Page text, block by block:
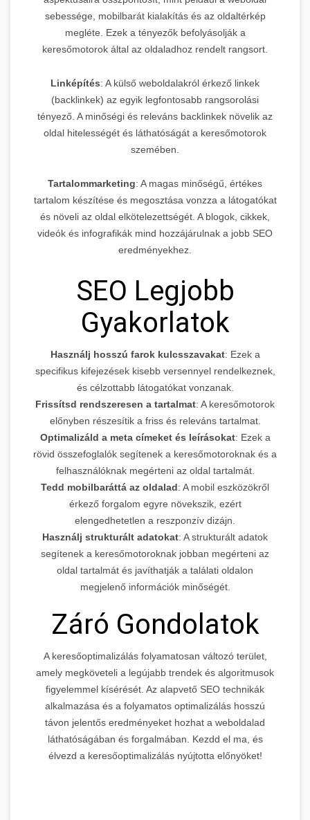
sebessége, mobilbarát kialakítás és az oldaltérkép
megléte. Ezek a tényezők befolyásolják a
keresőmotorok által az oldaladhoz rendelt rangsort.
Linképítés: A külső weboldalakról érkező linkek
(backlinkek) az egyik legfontosabb rangsorolási
tényező. A minőségi és releváns backlinkek növelik az
oldal hitelességét és láthatóságát a keresőmotorok
szemében.
Tartalommarketing: A magas minőségű, értékes
tartalom készítése és megosztása vonzza a látogatókat
és növeli az oldal elkötelezettségét. A blogok, cikkek,
videók és infografikák mind hozzájárulnak a jobb SEO
eredményekhez.
SEO Legjobb
Gyakorlatok
Használj hosszú farok kulcsszavakat: Ezek a
specifikus kifejezések kisebb versennyel rendelkeznek,
és célzottabb látogatókat vonzanak.
Frissítsd rendszeresen a tartalmat: A keresőmotorok
előnyben részesítik a friss és releváns tartalmat.
Optimalizáld a meta címeket és leírásokat: Ezek a
rövid összefoglalók segítenek a keresőmotoroknak és a
felhasználóknak megérteni az oldal tartalmát.
Tedd mobilbaráttá az oldalad: A mobil eszközökről
érkező forgalom egyre növekszik, ezért
elengedhetetlen a reszponzív dizájn.
Használj strukturált adatokat: A strukturált adatok
segítenek a keresőmotoroknak jobban megérteni az
oldal tartalmát és javíthatják a találati oldalon
megjelenő információk minőségét.
Záró Gondolatok
A keresőoptimalizálás folyamatosan változó terület,
amely megköveteli a legújabb trendek és algoritmusok
figyelemmel kísérését. Az alapvető SEO technikák
alkalmazása és a folyamatos optimalizálás hosszú
távon jelentős eredményeket hozhat a weboldalad
láthatóságában és forgalmában. Kezdd el ma, és
élvezd a keresőoptimalizálás nyújtotta előnyöket!